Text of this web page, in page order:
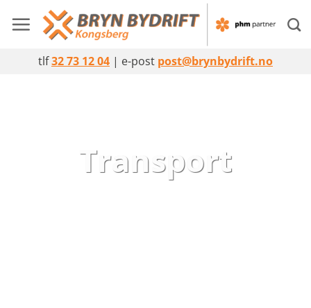
tlf32 73 12 04 | e-post post@brynbydrift.no
Transport